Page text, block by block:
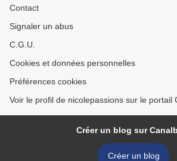
Contact
Signaler un abus
C.G.U.
Cookies et données personnelles
Préférences cookies
Voir le profil de nicolepassions sur le portail
Créer un blog sur
Créer un blog